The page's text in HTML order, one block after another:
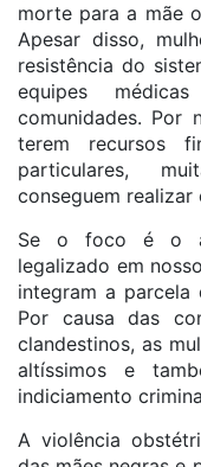
morte para a mãe
Apesar disso,
resistência do
equipes
comunidades. Por
terem recursos
particulares,
conseguem
Se o foco é o
legalizado em
integram a parcela
Por causa das
clandestinos, as
altíssimos e
indiciamento
A violência